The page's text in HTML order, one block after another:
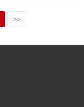
>>